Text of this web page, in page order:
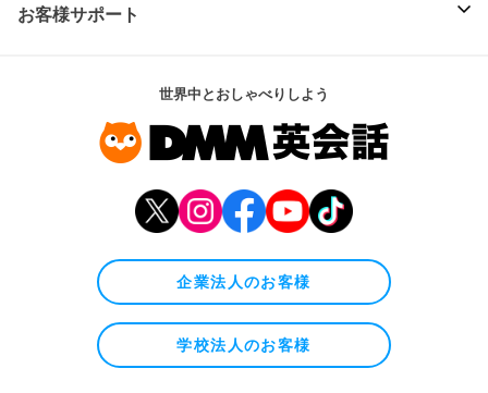
お客様サポート
世界中とおしゃべりしよう
企業法人のお客様
学校法人のお客様